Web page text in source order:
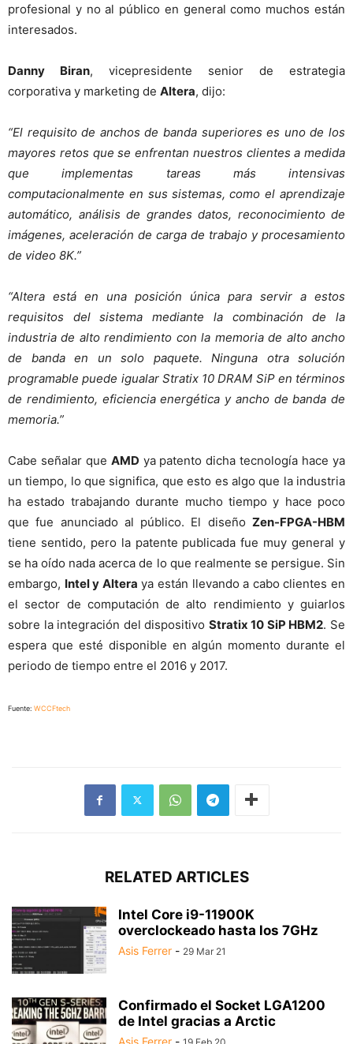
profesional y no al público en general como muchos están
interesados.
Danny Biran, vicepresidente senior de estrategia
corporativa y marketing de Altera, dijo:
“El requisito de anchos de banda superiores es uno de los
mayores retos que se enfrentan nuestros clientes a medida
que implementas tareas más intensivas
computacionalmente en sus sistemas, como el aprendizaje
automático, análisis de grandes datos, reconocimiento de
imágenes, aceleración de carga de trabajo y procesamiento
de video 8K.”
“Altera está en una posición única para servir a estos
requisitos del sistema mediante la combinación de la
industria de alto rendimiento con la memoria de alto ancho
de banda en un solo paquete. Ninguna otra solución
programable puede igualar Stratix 10 DRAM SiP en términos
de rendimiento, eficiencia energética y ancho de banda de
memoria.”
Cabe señalar que AMD ya patento dicha tecnología hace ya
un tiempo, lo que significa, que esto es algo que la industria
ha estado trabajando durante mucho tiempo y hace poco
que fue anunciado al público. El diseño Zen-FPGA-HBM
tiene sentido, pero la patente publicada fue muy general y
se ha oído nada acerca de lo que realmente se persigue. Sin
embargo, Intel y Altera ya están llevando a cabo clientes en
el sector de computación de alto rendimiento y guiarlos
sobre la integración del dispositivo Stratix 10 SiP HBM2. Se
espera que esté disponible en algún momento durante el
periodo de tiempo entre el 2016 y 2017.
Fuente: WCCFtech
RELATED ARTICLES
Intel Core i9-11900K
overclockeado hasta los 7GHz
Asis Ferrer - 29 Mar 21
Confirmado el Socket LGA1200
de Intel gracias a Arctic
Asis Ferrer -